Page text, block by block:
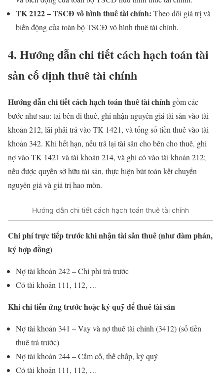
TK 2122 – TSCĐ vô hình thuê tài chính: Theo dõi giá trị và
biến động của toàn bộ TSCĐ vô hình thuê tài chính.
4. Hướng dẫn chi tiết cách hạch toán tài
sản cố định thuê tài chính
Hướng dẫn chi tiết cách hạch toán thuê tài chính gồm các
bước như sau: tại bên đi thuê, ghi nhận nguyên giá tài sản vào tài
khoản 212, lãi phải trả vào TK 1421, và tổng số tiền thuê vào tài
khoản 342. Khi hết hạn, nếu trả lại tài sản cho bên cho thuê, ghi
nợ vào TK 1421 và tài khoản 214, và ghi có vào tài khoản 212;
nếu được quyền sở hữu tài sản, thực hiện bút toán kết chuyển
nguyên giá và giá trị hao mòn.
Hướng dẫn chi tiết cách hạch toán thuê tài chính
Chi phí trực tiếp trước khi nhận tài sản thuê (như đàm phán,
ký hợp đồng)
Nợ tài khoản 242 – Chi phí trả trước
Có tài khoản 111, 112, …
Khi chi tiền ứng trước hoặc ký quỹ để thuê tài sản
Nợ tài khoản 341 – Vay và nợ thuê tài chính (3412) (số tiền
thuê trả trước)
Nợ tài khoản 244 – Cầm cố, thế chấp, ký quỹ
Có tài khoản 111, 112, …